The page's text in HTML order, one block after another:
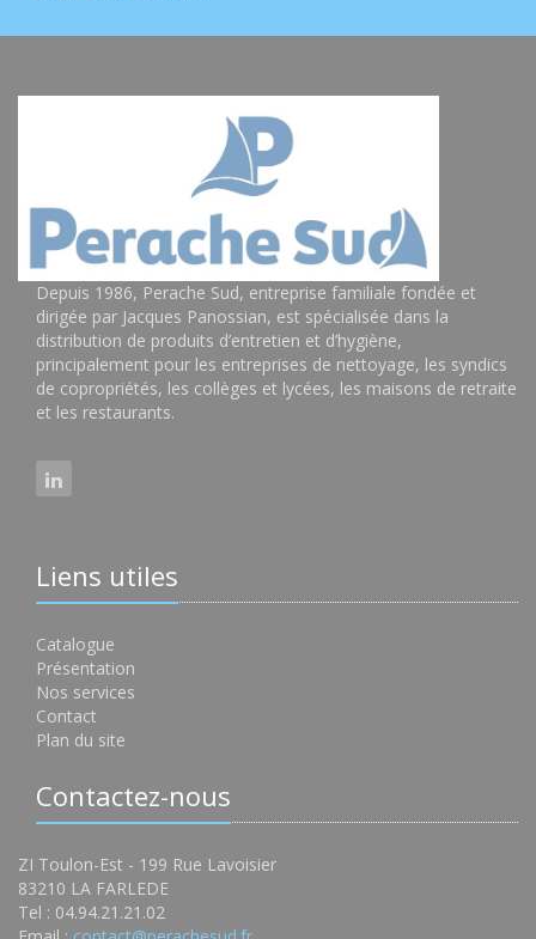
Depuis 1986, Perache Sud, entreprise familiale fondée et
dirigée par Jacques Panossian, est spécialisée dans la
distribution de produits d’entretien et d’hygiène,
principalement pour les entreprises de nettoyage, les syndics
de copropriétés, les collèges et lycées, les maisons de retraite
et les restaurants.
Liens utiles
Catalogue
Présentation
Nos services
Contact
Plan du site
Contactez-nous
ZI Toulon-Est - 199 Rue Lavoisier
83210 LA FARLEDE
Tel : 04.94.21.21.02